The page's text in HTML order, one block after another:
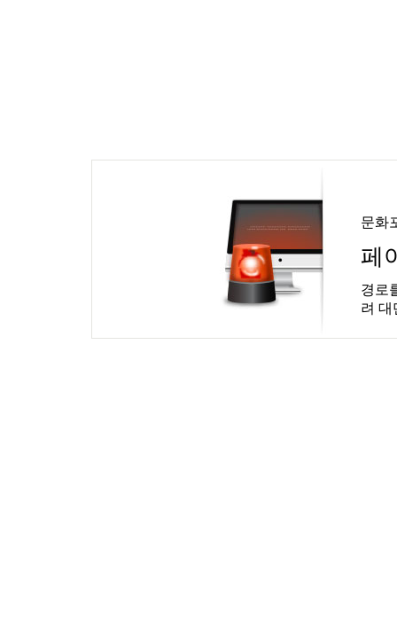
문화
페
경로
려 대